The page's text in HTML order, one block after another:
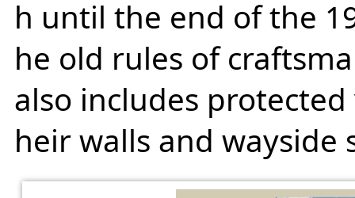
h until the end of the
he old rules of
also includes
heir walls and wayside